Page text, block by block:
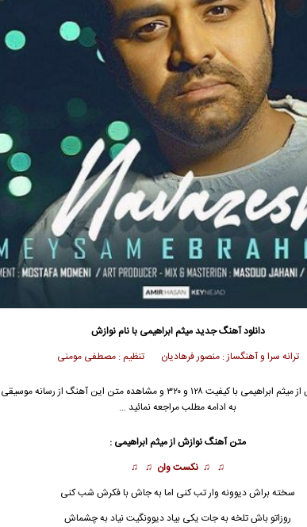
دانلود آهنگ جدیدمیثم ابراهیمی با نام نوازش
ترانه سرا و آهنگساز : منصور فرهادیان تنظیم : مصطفی مومنی
جهت دانلود آهنگ نوازش از میثم ابراهیمی با کیفیت ۱۲۸ و ۳۲۰ و مشاهده متن این آهنگ
به ادامه مطلب مراجعه نمائید …
متن آهنگ نوازش از میثم ابراهیمی :
♫ ♫ نکست وان ♫ ♫
سخته براش دیوونه وار تب کنی اما به جاش با فکرش شب کنی
روزاتو باش تلخه به جات یکی بیاد دیوونگیت نیاد به چشماش